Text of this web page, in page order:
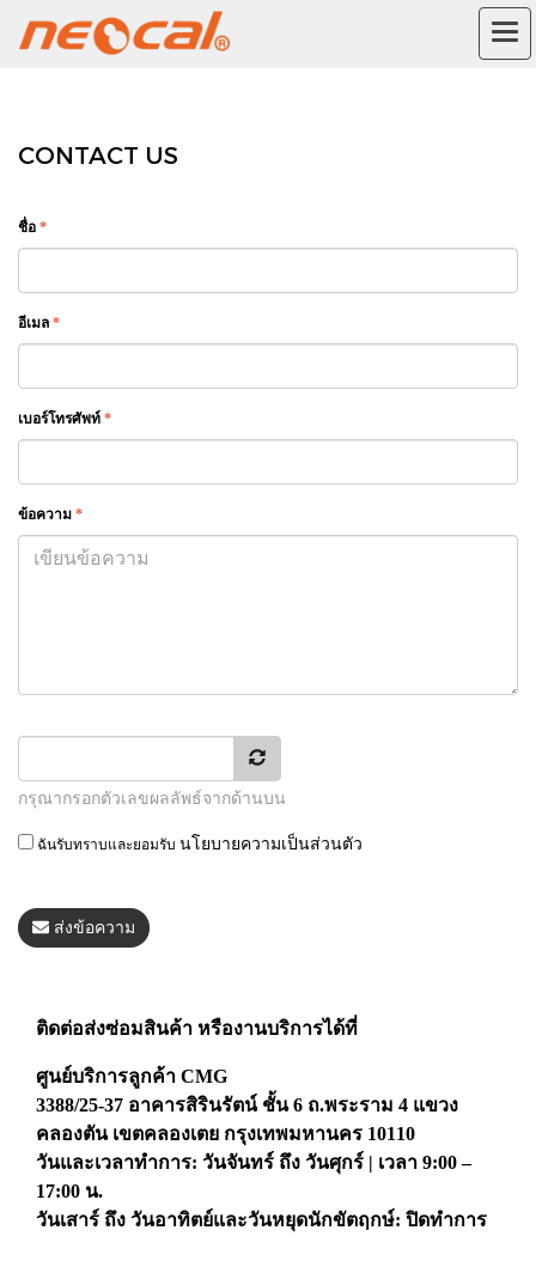
CONTACT US
ชื่อ *
อีเมล *
เบอร์โทรศัพท์ *
ข้อความ *
กรุณากรอกตัวเลขผลลัพธ์จากด้านบน
ฉันรับทราบและยอมรับ นโยบายความเป็นส่วนตัว
ส่งข้อความ
ติดต่อส่งซ่อมสินค้า หรืองานบริการได้ที่
ศูนย์บริการลูกค้า CMG
3388/25-37 อาคารสิรินรัตน์ ชั้น 6 ถ.พระราม 4 แขวง
คลองตัน เขตคลองเตย กรุงเทพมหานคร 10110
วันและเวลาทำการ: วันจันทร์ ถึง วันศุกร์ | เวลา 9:00 –
17:00 น.
วันเสาร์ ถึง วันอาทิตย์และวันหยุดนักขัตฤกษ์: ปิดทำการ